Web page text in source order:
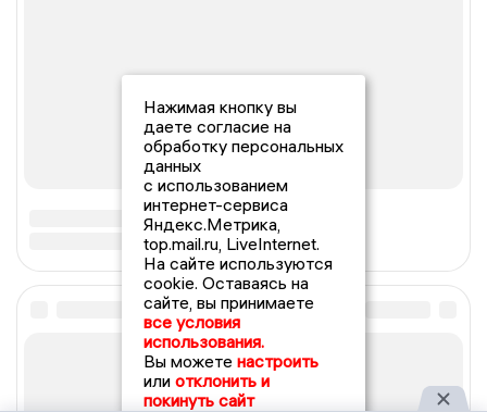
Нажимая кнопку вы
даете согласие на
обработку персональных
данных
с использованием
интернет-сервиса
Яндекс.Метрика,
top.mail.ru, LiveInternet.
На сайте используются
cookie. Оставаясь на
сайте, вы принимаете
все условия
использования.
Вы можете настроить
или отклонить и
покинуть сайт